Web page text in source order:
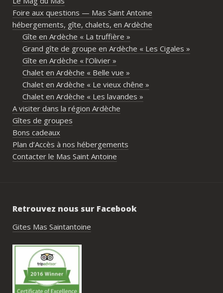
d’avoir son espace tout en gardant un
vrai lieu de rassemblement pour
partager les repas et les activités.Un
immense merci également aux
propriétaires pour leur disponibilité, leur
écoute et leur gentillesse tout au long de
l’organisation. Nous avons été très bien
accompagnés avant le week-end avec de
nombreux conseils utiles, aussi bien pour
les prestataires que pour l’organisation
générale de l’événement.Tout a été
simple, fluide et agréable. Les
recommandations données sur place
étaient excellentes et nous ont permis
piscine, nature, tranquillité, nombreux
hébergements et beaucoup d’activités à
très beau souvenir de ce week-end et
nous recommandons le Mas Saint-
Antoine sans hésitation.**La seule petite
contrainte du week-end concerne la
Foire aux questions — Mas Saint Antoine
hébergements, gîte, chalets, en Ardèche
Gîte en Ardèche « La truffière »
Grand gîte de groupe en Ardèche « Les Cigales »
Gîte en Ardèche « l’Olivier »
Chalet en Ardèche « Belle vue »
Chalet en Ardèche « Le vieux chêne »
Chalet en Ardèche « Les lavandes »
A visiter dans la région Ardèche
Gîtes de groupes
Bons cadeaux
Plan d’Accès à nos hébergements
Contacter le Mas Saint Antoine
Retrouvez nous sur Facebook
Gites Mas Saintantoine